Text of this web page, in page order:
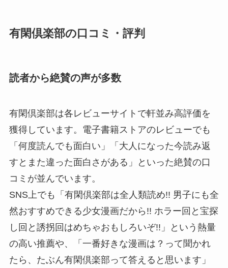
有閑倶楽部の口コミ・評判
読者から絶賛の声が多数
有閑倶楽部は各レビューサイトで軒並み高評価を
獲得しています。電子書籍ストアのレビューでも
「何度読んでも面白い」「大人になった今読み返
すとまた違った面白さがある」といった絶賛の口
コミが並んでいます。
SNS上でも「有閑倶楽部は全人類読め!! 男子にも全
然おすすめできる少女漫画だから!! ホラー回と宝探
し回と誘拐回はめちゃおもしろいぞ!!」という熱量
の高い推薦や、「一番好きな漫画は？って聞かれ
たら、たぶん有閑倶楽部って答えると思います」